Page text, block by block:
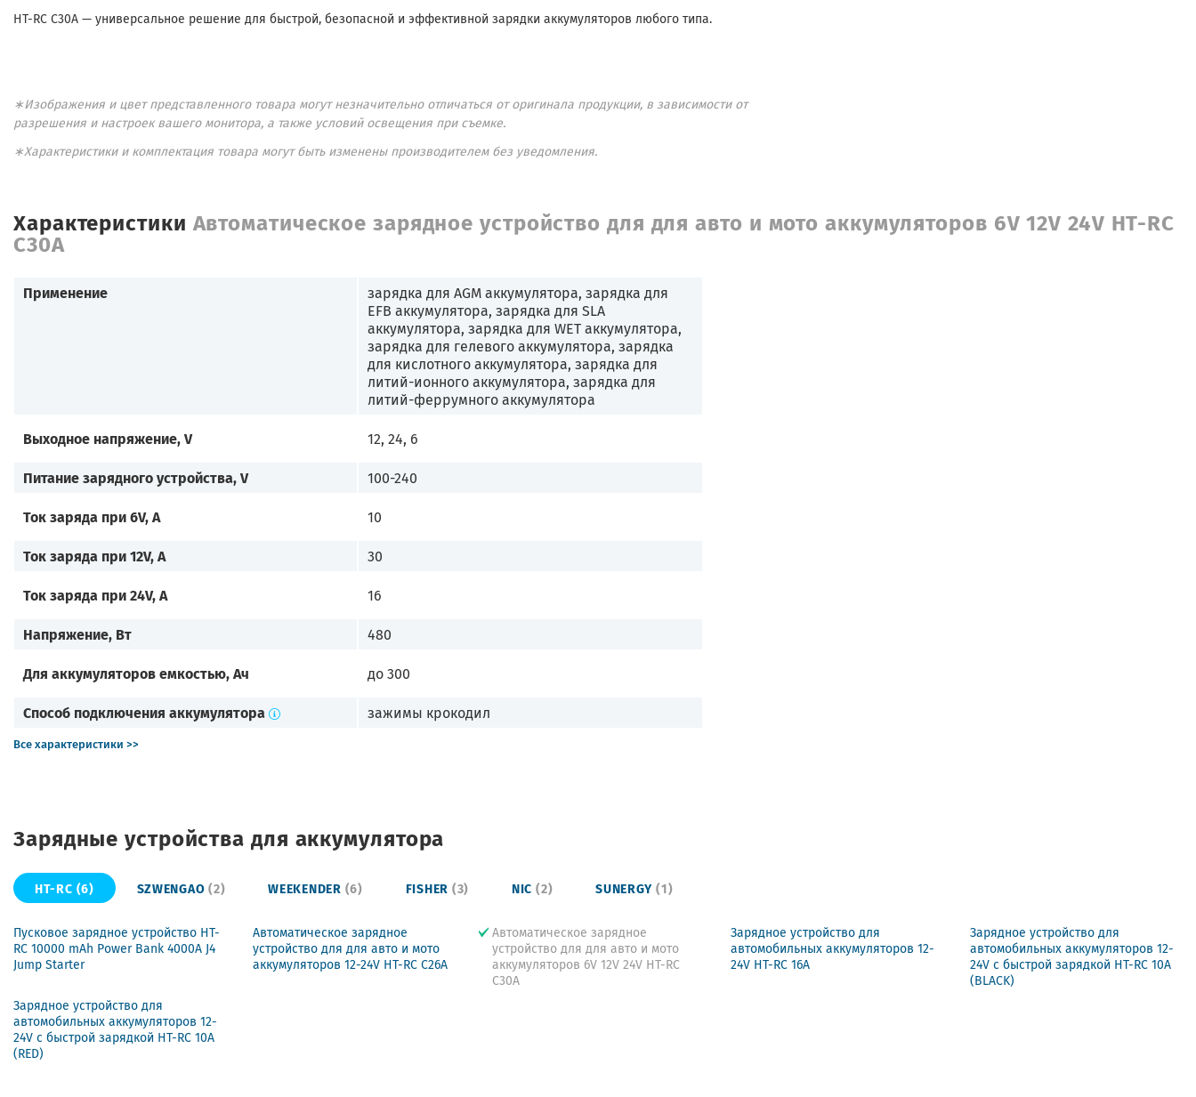
HT-RC C30A — универсальное решение для быстрой, безопасной и эффективной зарядки аккумуляторов любого типа.
∗Изображения и цвет представленного товара могут незначительно отличаться от оригинала продукции, в зависимости от
разрешения и настроек вашего монитора, а также условий освещения при съемке.
∗Характеристики и комплектация товара могут быть изменены производителем без уведомления.
Характеристики Автоматическое зарядное устройство для для авто и мото аккумуляторов 6V 12V 24V HT-RC
C30A
Применение
зарядка для AGM аккумулятора, зарядка для
EFB аккумулятора, зарядка для SLA
аккумулятора, зарядка для WET аккумулятора,
зарядка для гелевого аккумулятора, зарядка
для кислотного аккумулятора, зарядка для
литий-ионного аккумулятора, зарядка для
литий-феррумного аккумулятора
Выходное напряжение, V 12, 24, 6
Питание зарядного устройства, V 100-240
Ток заряда при 6V, A 10
Ток заряда при 12V, A 30
Ток заряда при 24V, A 16
Напряжение, Вт 480
Для аккумуляторов емкостью, Ач до 300
Способ подключения аккумулятора зажимы крокодил
Все характеристики >>
Зарядные устройства для аккумулятора
HT-RC (6) SZWENGAO(2) WEEKENDER (6) FISHER (3) NIC (2) SUNERGY(1)
Пусковое зарядное устройство HT-
RC 10000 mAh Power Bank 4000A J4
Jump Starter
Автоматическое зарядное
устройство для для авто и мото
аккумуляторов 12-24V HT-RC C26A
Автоматическое зарядное
устройство для для авто и мото
аккумуляторов 6V 12V 24V HT-RC
C30A
Зарядное устройство для
автомобильных аккумуляторов 12-
24V HT-RC 16A
Зарядное устройство для
автомобильных аккумуляторов 12-
24V с быстрой зарядкой HT-RC 10A
(BLACK)
Зарядное устройство для
автомобильных аккумуляторов 12-
24V с быстрой зарядкой HT-RC 10A
(RED)